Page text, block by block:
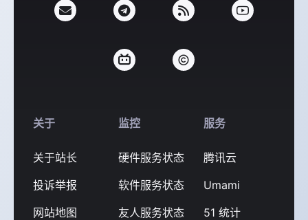
微信
关于
关于站长
投诉举报
网站地图
监控
硬件服务状态
软件服务状态
友人服务状态
服务
腾讯云
Umami
51 统计